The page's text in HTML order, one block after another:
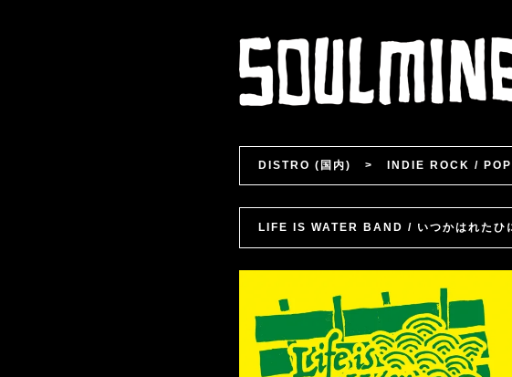
DISTRO (国内) > INDIE ROCK /
LIFE IS WATER BAND / いつかはれたひ